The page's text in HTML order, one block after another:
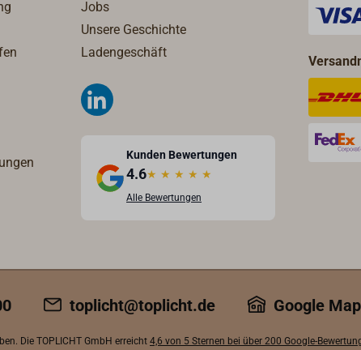
Jobs
Unsere Geschichte
Ladengeschäft
Kunden Bewertungen
4.6★ ★ ★ ★ ★
Alle Bewertungen
toplicht@toplicht.de Google
Die TOPLICHT GmbH erreicht 4,6 von 5 Sternen bei über 200 Google-